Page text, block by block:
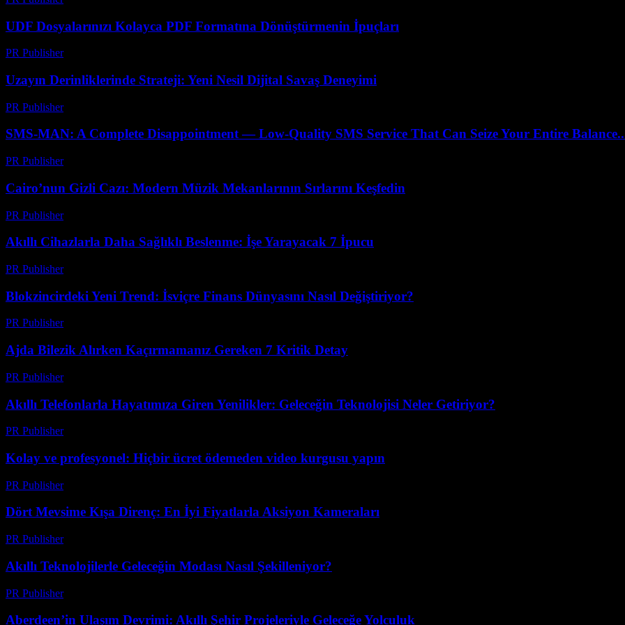
UDF Dosyalarınızı Kolayca PDF Formatına Dönüştürmenin İpuçları
PR Publisher-
Uzayın Derinliklerinde Strateji: Yeni Nesil Dijital Savaş Deneyimi
PR Publisher-
SMS-MAN: A Complete Disappointment — Low-Quality SMS Service That Can Seize Your Entire
PR Publisher-
Cairo’nun Gizli Cazı: Modern Müzik Mekanlarının Sırlarını Keşfedin
PR Publisher-
Akıllı Cihazlarla Daha Sağlıklı Beslenme: İşe Yarayacak 7 İpucu
PR Publisher-
Blokzincirdeki Yeni Trend: İsviçre Finans Dünyasını Nasıl Değiştiriyor?
PR Publisher-
Ajda Bilezik Alırken Kaçırmamanız Gereken 7 Kritik Detay
PR Publisher-
Akıllı Telefonlarla Hayatımıza Giren Yenilikler: Geleceğin Teknolojisi Neler Getiriyor?
PR Publisher-
Kolay ve profesyonel: Hiçbir ücret ödemeden video kurgusu yapın
PR Publisher-
Dört Mevsime Kışa Direnç: En İyi Fiyatlarla Aksiyon Kameraları
PR Publisher-
Akıllı Teknolojilerle Geleceğin Modası Nasıl Şekilleniyor?
PR Publisher-
Aberdeen’in Ulaşım Devrimi: Akıllı Şehir Projeleriyle Geleceğe Yolculuk